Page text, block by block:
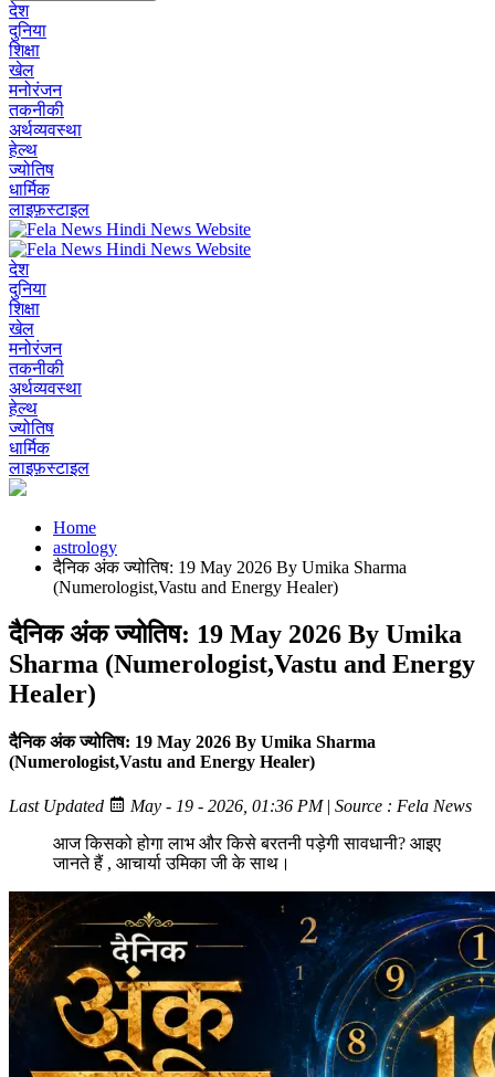
देश
दुनिया
शिक्षा
खेल
मनोरंजन
तकनीकी
अर्थव्यवस्था
हेल्थ
ज्योतिष
धार्मिक
लाइफ़स्टाइल
देश
दुनिया
शिक्षा
खेल
मनोरंजन
तकनीकी
अर्थव्यवस्था
हेल्थ
ज्योतिष
धार्मिक
लाइफ़स्टाइल
Home
astrology
दैनिक अंक ज्योतिष: 19 May 2026 By Umika Sharma
(Numerologist,Vastu and Energy Healer)
दैनिक अंक ज्योतिष: 19 May 2026 By Umika
Sharma (Numerologist,Vastu and Energy
Healer)
दैनिक अंक ज्योतिष: 19 May 2026 By Umika Sharma
(Numerologist,Vastu and Energy Healer)
Last Updated May - 19 - 2026, 01:36 PM| Source : Fela News
आज किसको होगा लाभ और किसे बरतनी पड़ेगी सावधानी? आइए
जानते हैं , आचार्या उमिका जी के साथ।